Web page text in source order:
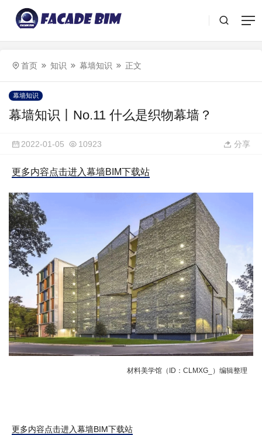
首页 知识 幕墙知识 正文
幕墙知识
幕墙知识丨No.11 什么是织物幕墙？
2022-01-05 10923 分享
更多内容点击进入幕墙BIM下载站
材料美学馆（ID：CLMXG_）编辑整理
更多内容点击进入幕墙BIM下载站